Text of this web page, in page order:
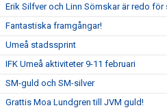
Erik Silfver och Linn Sömskar är redo för
Fantastiska framgångar!
Umeå stadssprint
IFK Umeå aktiviteter 9-11 februari
SM-guld och SM-silver
Grattis Moa Lundgren till JVM guld!